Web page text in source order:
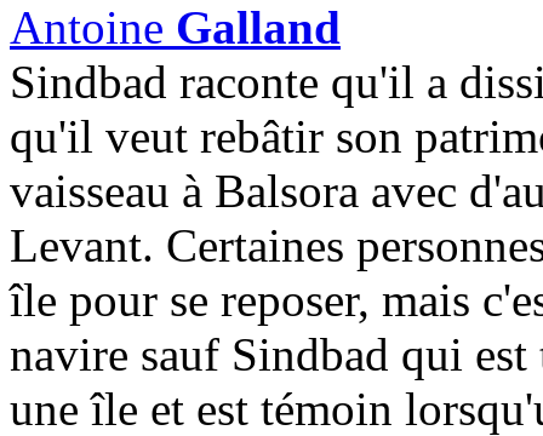
Antoine Galland
Sindbad raconte qu'il a
qu'il veut rebâtir son
vaisseau à Balsora avec
Levant. Certaines
île pour se reposer, mais
navire sauf Sindbad qui
une île et est témoin